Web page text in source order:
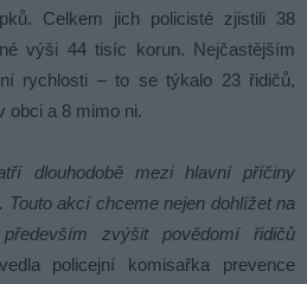
Celkem jich policisté zjistili 38
výši 44 tisíc korun. Nejčastějším
rychlosti – to se týkalo 23 řidičů,
obci a 8 mimo ni.
dlouhodobě mezi hlavní příčiny
Touto akcí chceme nejen dohlížet na
zvýšit povědomí řidičů
policejní komisařka prevence